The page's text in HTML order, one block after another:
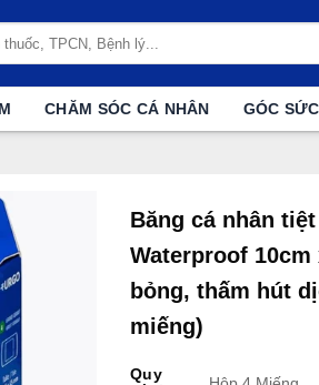
CHĂM SÓC CÁ NHÂN GÓC
Băng cá nhân
Waterproof
bỏng, thấm hút
miếng)
Quy